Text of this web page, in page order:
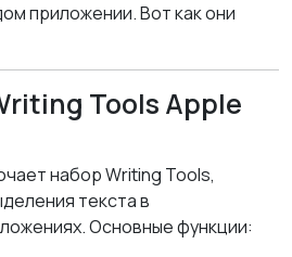
приложении. Вот как они
Tools Apple
набор Writing Tools,
текста в
Основные функции: